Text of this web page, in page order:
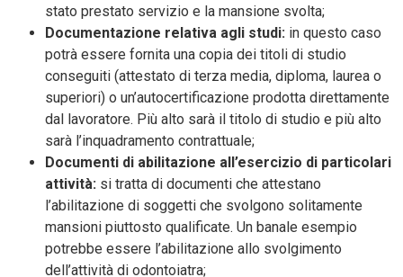
stato prestato servizio e la mansione svolta;
Documentazione relativa agli studi: in questo caso
potrà essere fornita una copia dei titoli di studio
conseguiti (attestato di terza media, diploma, laurea o
superiori) o un’autocertificazione prodotta direttamente
dal lavoratore. Più alto sarà il titolo di studio e più alto
sarà l’inquadramento contrattuale;
Documenti di abilitazione all’esercizio di particolari
attività: si tratta di documenti che attestano
l’abilitazione di soggetti che svolgono solitamente
mansioni piuttosto qualificate. Un banale esempio
potrebbe essere l’abilitazione allo svolgimento
dell’attività di odontoiatra;